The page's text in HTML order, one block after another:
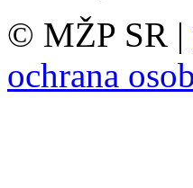
© MŽP SR |
ochrana